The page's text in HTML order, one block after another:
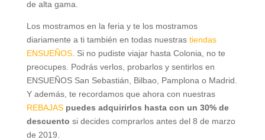
de alta gama.
Los mostramos en la feria y te los mostramos
diariamente a ti también en todas nuestras tiendas
ENSUEÑOS. Si no pudiste viajar hasta Colonia, no te
preocupes. Podrás verlos, probarlos y sentirlos en
ENSUEÑOS San Sebastián, Bilbao, Pamplona o Madrid.
Y además, te recordamos que ahora con nuestras
REBAJAS puedes adquirirlos hasta con un 30% de
descuento si decides comprarlos antes del 8 de marzo
de 2019.